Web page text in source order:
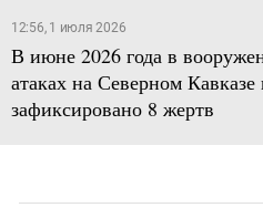
12:56, 1 июля 2026
В июне 2026 года в
атаках на Северном
зафиксировано 8 жертв